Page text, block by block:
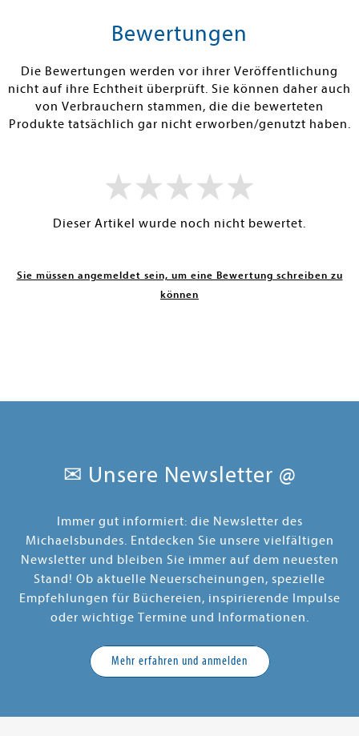
Warenkorb
Bewertungen
Die Bewertungen werden vor ihrer Veröffentlichung
nicht auf ihre Echtheit überprüft. Sie können daher auch
von Verbrauchern stammen, die die bewerteten
Produkte tatsächlich gar nicht erworben/genutzt haben.
Dieser Artikel wurde noch nicht bewertet.
Sie müssen angemeldet sein, um eine Bewertung schreiben zu
können
✉ Unsere Newsletter @
Immer gut informiert: die Newsletter des
Michaelsbundes. Entdecken Sie unsere vielfältigen
Newsletter und bleiben Sie immer auf dem neuesten
Stand! Ob aktuelle Neuerscheinungen, spezielle
Empfehlungen für Büchereien, inspirierende Impulse
oder wichtige Termine und Informationen.
Mehr erfahren und anmelden